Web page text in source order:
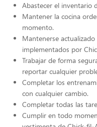
Abastecer el inventario
Mantener la cocina
momento.
Mantenerse
implementados por
Trabajar de forma
reportar cualquier
Completar los
con cualquier cambio.
Completar todas las
Cumplir en todo